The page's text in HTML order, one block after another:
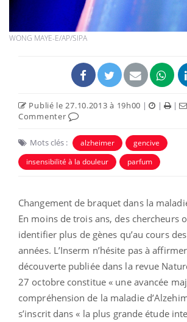
WONG MAYE-E/AP/SIPA
Publié le 27.10.2013 à 19h00 | | |
Commenter
Mots clés : alzheimer
gencive
insensibilité à la douleur
parfum
Changement de braquet dans la
En moins de trois ans, des chercheurs
identifier plus de gènes qu’au cours
années. L’Inserm n’hésite pas à
découverte publiée dans la revue
27 octobre constitue « une avancée
compréhension de la maladie
s’inscrit dans « la plus grande étude